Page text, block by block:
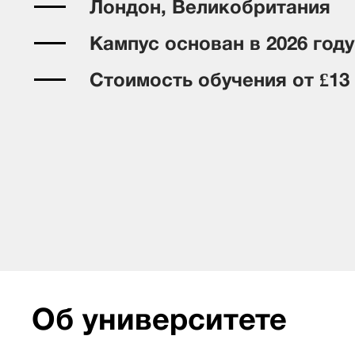
Лондон, Великобритания
Кампус основан в 2026 году
Стоимость обучения от £13
Об университете